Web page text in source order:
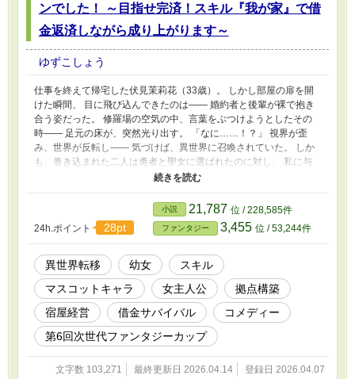
ンでした！ ～目指せ完済！スキル『我が家』で借
金返済しながら成り上がります～
ゆずこしょう
仕事を終えて帰宅した伏見茉莉花（33歳）。 しかし部屋の扉を開
けた瞬間、 目に飛び込んできたのは―― 婚約者と後輩が裸で抱き
合う姿だった。 修羅場の空気の中、言葉をぶつけようとしたその
時―― 足元の床が、突然光り出す。 「なに……！？」 視界が歪
み、世界が反転し―― 気づけば、異世界に召喚されていた。 しか
も、巻き込まれた二人は勇者と聖女に選ばれたのに対し、 私に与
えられたのは―― 三歳の身体と、五千万円のローン……。 国から
追い出され、森で倒れかけた私の前に現れたのは、 喋る狐のポシ
ェットだった。 「お前のスキルを教えてやる」 そうして手に入れ
たのは、固有スキル『我が家』。 素材を集めれば、少しずつ拠点
が広がっていく。 ――ただし、ローン付きで。 拠点はまさかの犬
小屋スタート……。 しかも、毎日返済イベントまで発生する始
末。 お金もない。力もない。時間もない。 返済できなければ、す
べて終わり。 それでもローンだけは、待ってくれない。 「どうな
ってりゅのぉぉぉ～！？」 ポンコツ毒舌狐とともに素材を集め、
借金を返し、 少しずつ生き延びていくしかない。 これは、三歳の
身体で五千万円の借金を背負った少女が、 スキル『我が家』でロ
ーンサバイバルから成り上がる物語。
24h.ポイント 28pt
小説 21,787 位 / 228,585件
ファンタジー 3,455 位 / 53,244件
異世界転移 幼女
スキル
マスコットキャラ
女主人公
拠点構築
宿屋経営
借金サバイバル
コメディー
第6回次世代ファンタジーカップ
文字数 103,271 最終更新日 2026.04.14 登録日 2026.04.07